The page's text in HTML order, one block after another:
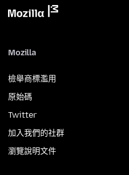
Mozilla
檢舉商標濫用
原始碼
Twitter
加入我們的社群
瀏覽說明文件